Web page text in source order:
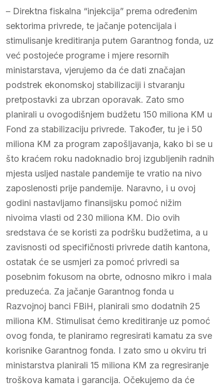
– Direktna fiskalna “injekcija” prema određenim
sektorima privrede, te jačanje potencijala i
stimulisanje kreditiranja putem Garantnog fonda, uz
već postojeće programe i mjere resornih
ministarstava, vjerujemo da će dati značajan
podstrek ekonomskoj stabilizaciji i stvaranju
pretpostavki za ubrzan oporavak. Zato smo
planirali u ovogodišnjem budžetu 150 miliona KM u
Fond za stabilizaciju privrede. Također, tu je i 50
miliona KM za program zapošljavanja, kako bi se u
što kraćem roku nadoknadio broj izgubljenih radnih
mjesta usljed nastale pandemije te vratio na nivo
zaposlenosti prije pandemije. Naravno, i u ovoj
godini nastavljamo finansijsku pomoć nižim
nivoima vlasti od 230 miliona KM. Dio ovih
sredstava će se koristi za podršku budžetima, a u
zavisnosti od specifičnosti privrede datih kantona,
ostatak će se usmjeri za pomoć privredi sa
posebnim fokusom na obrte, odnosno mikro i mala
preduzeća. Za jačanje Garantnog fonda u
Razvojnoj banci FBiH, planirali smo dodatnih 25
miliona KM. Stimulisat ćemo kreditiranje uz pomoć
ovog fonda, te planiramo regresirati kamatu za sve
korisnike Garantnog fonda. I zato smo u okviru tri
ministarstva planirali 15 miliona KM za regresiranje
troškova kamata i garancija. Očekujemo da će